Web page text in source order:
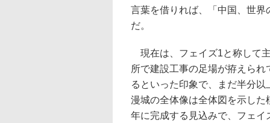
言葉を借りれば、「中国、世界
だ。
現在は、フェイズ1と称して
所で建設工事の足場が拵えら
るといった印象で、まだ半分
漫城の全体像は全体図を示し
年に完成する見込みで、フェ